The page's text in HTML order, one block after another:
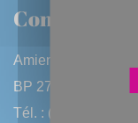
Contactez-
Amiens Métropole
BP 2720 - 80027
Tél. : (33) 3 22 97